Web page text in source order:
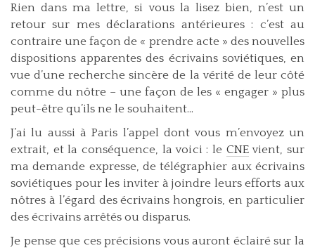
Rien dans ma lettre, si vous la lisez bien, n’est un
retour sur mes déclarations antérieures : c’est au
contraire une façon de « prendre acte » des nouvelles
dispositions apparentes des écrivains soviétiques, en
vue d’une recherche sincère de la vérité de leur côté
comme du nôtre – une façon de les « engager » plus
peut-être qu’ils ne le souhaitent...
J’ai lu aussi à Paris l’appel dont vous m’envoyez un
extrait, et la conséquence, la voici : le CNEvient, sur
ma demande expresse, de télégraphier aux écrivains
soviétiques pour les inviter à joindre leurs efforts aux
nôtres à l’égard des écrivains hongrois, en particulier
des écrivains arrêtés ou disparus.
Je pense que ces précisions vous auront éclairé sur la